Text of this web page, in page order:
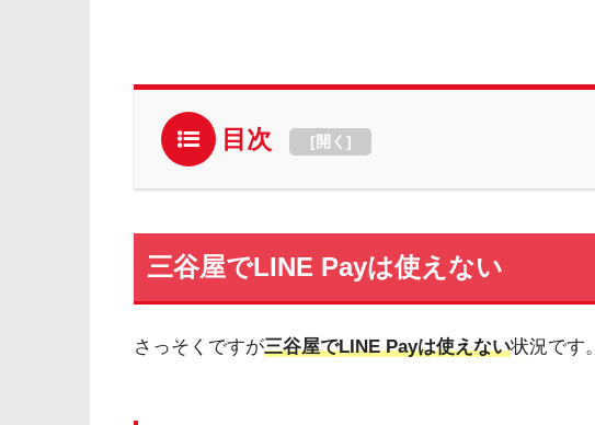
目次 [開く ]
三谷屋でLINE Payは使えない
さっそくですが三谷屋でLINE Payは使えない状況です。